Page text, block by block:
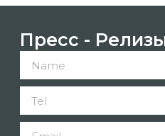
Пресс -